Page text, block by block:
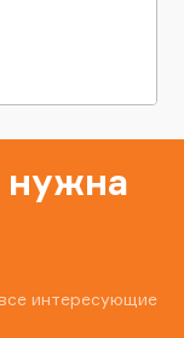
нужна
интересующие